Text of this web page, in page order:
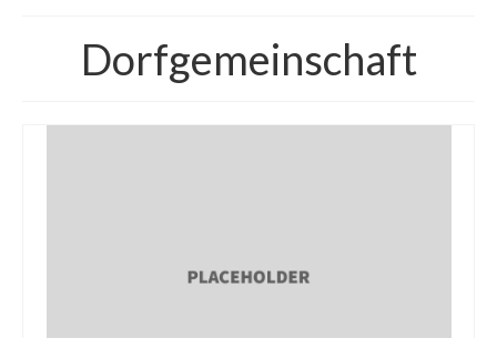
Wahlen 08.03.2026
Gemeinderatswahlen 08.03.2026
Dorfgemeinschaft